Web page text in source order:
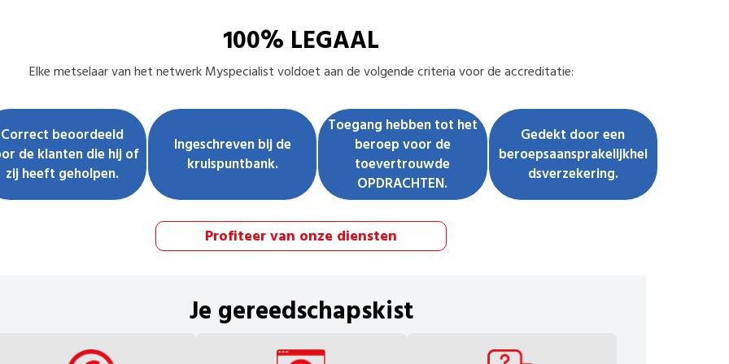
100% LEGAAL
Elke metselaarvan het netwerk Myspecialist voldoet aan de volgende criteria voor de accreditatie:
Correct beoordeeld
de klanten die hij of
zij heeft geholpen.
Ingeschreven bij de
kruispuntbank.
Toegang hebben tot het
beroep voor de
toevertrouwde
OPDRACHTEN.
Gedekt door een
beroepsaansprakelijkhei
dsverzekering.
Profiteer van onze diensten
Je gereedschapskist